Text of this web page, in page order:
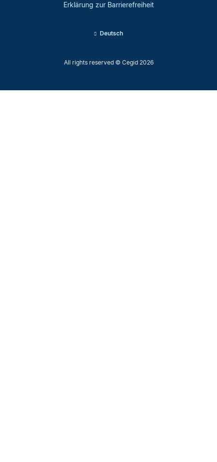
All rights reserved © Cegid 2026
Erklärung zur Barrierefreiheit
Deutsch